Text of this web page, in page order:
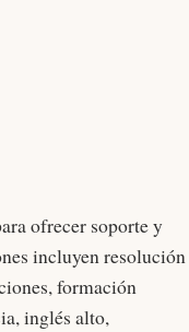
ofrecer soporte y
incluyen resolución
formación
inglés alto,